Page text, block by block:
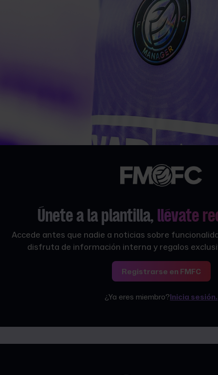
Únete a la plantilla, llévate
Accede antes que nadie a noticias sobre
disfruta de información interna y regalos
Registrarse en FMFC
¿Ya eres miembro?Inicia sesión.